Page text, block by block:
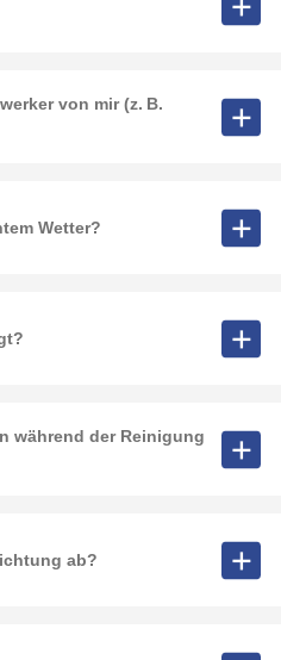
von mir (z. B.
Wetter?
während der Reinigung
ab?